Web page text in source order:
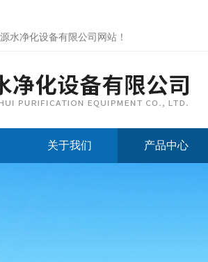
水净化设备有限公司网站 ！
关于我们 产品中心